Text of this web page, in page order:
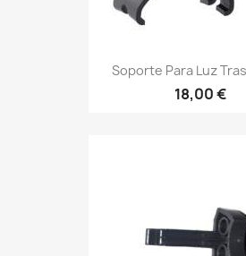
Soporte Para Luz
18,00 €